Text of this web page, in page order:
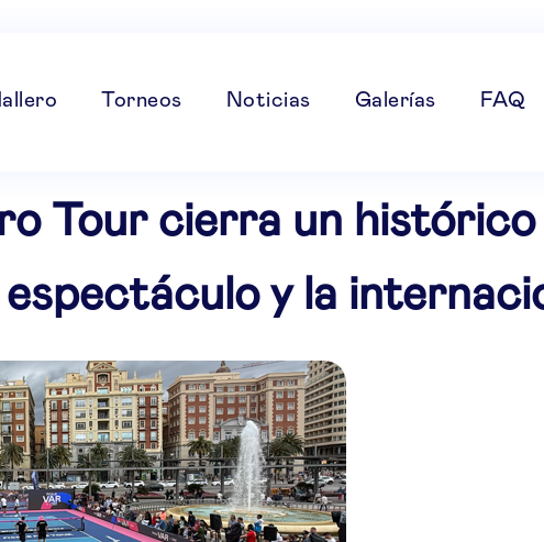
Torneos Noticias Galerías FAQ
Tour cierra un
y la